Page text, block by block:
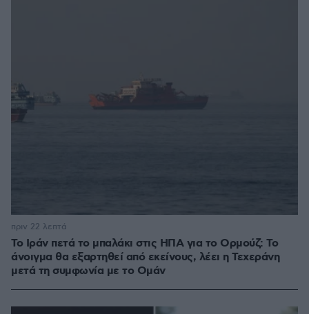
Το Ιράν πετά το μπαλάκι στις ΗΠΑ για το Ορμούζ: Το
άνοιγμα θα εξαρτηθεί από εκείνους, λέει η Τεχεράνη
μετά τη συμφωνία με το Ομάν
πριν 22 λεπτά